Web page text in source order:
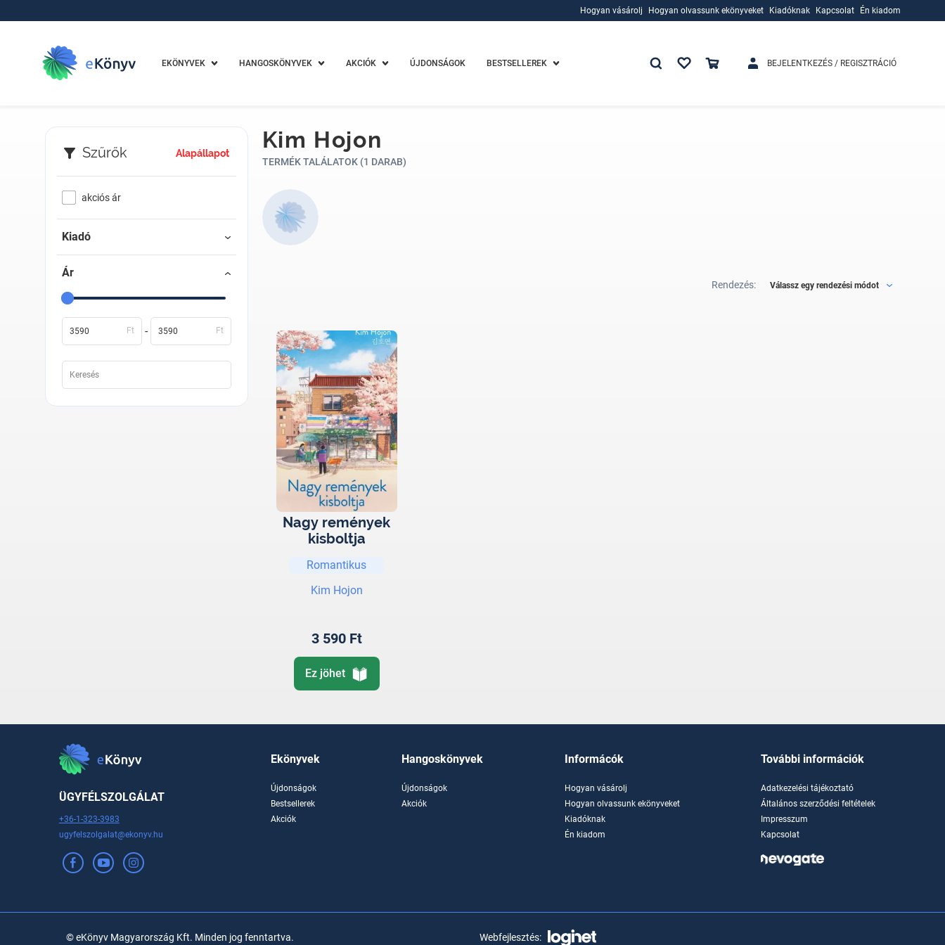
Hogyan vásárolj
Hogyan olvassunk ekönyveket
Kiadóknak
Kapcsolat Én kiadom
EKÖNYVEK HANGOSKÖNYVEK AKCIÓK ÚJDONSÁGOK BESTSELLEREK BEJELENTKEZÉS / REGISZTRÁCIÓ
Szűrők Alapállapot
akciós ár
Kiadó
Ár
Ft - Ft
Kim Hojon
TERMÉK TALÁLATOK (1 DARAB)
Rendezés: Válassz egy rendezési módot
Nagy remények
kisboltja
Romantikus
Kim Hojon
3 590 Ft
Ez jöhet
ÜGYFÉLSZOLGÁLAT
+36-1-323-3983
ugyfelszolgalat@ekonyv.hu
Ekönyvek
Újdonságok
Bestsellerek
Akciók
Hangoskönyvek
Újdonságok
Akciók
Informácók
Hogyan vásárolj
Hogyan olvassunk ekönyveket
Kiadóknak
Én kiadom
További információk
Adatkezelési tájékoztató
Általános szerződési feltételek
Impresszum
Kapcsolat
© eKönyv Magyarország Kft. Minden jog fenntartva. Webfejlesztés: